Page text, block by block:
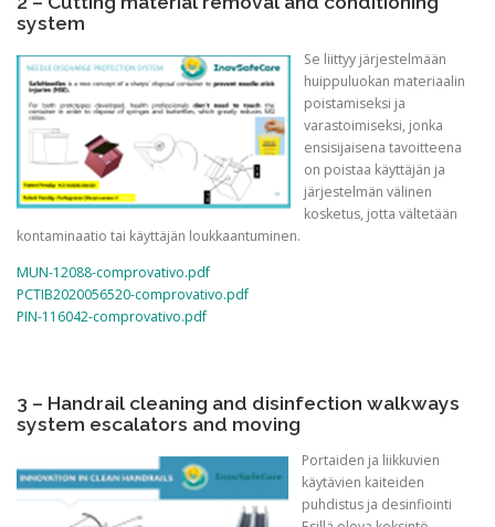
system
Se liittyy järjestelmään
huippuluokan materiaalin
poistamiseksi ja
varastoimiseksi, jonka
ensisijaisena tavoitteena
on poistaa käyttäjän ja
järjestelmän välinen
kosketus, jotta vältetään
kontaminaatio tai käyttäjän loukkaantuminen.
MUN-12088-comprovativo.pdf
PCTIB2020056520-comprovativo.pdf
PIN-116042-comprovativo.pdf
3 – Handrail cleaning and disinfection walkways
system escalators and moving
Portaiden ja liikkuvien
käytävien kaiteiden
puhdistus ja desinfiointi